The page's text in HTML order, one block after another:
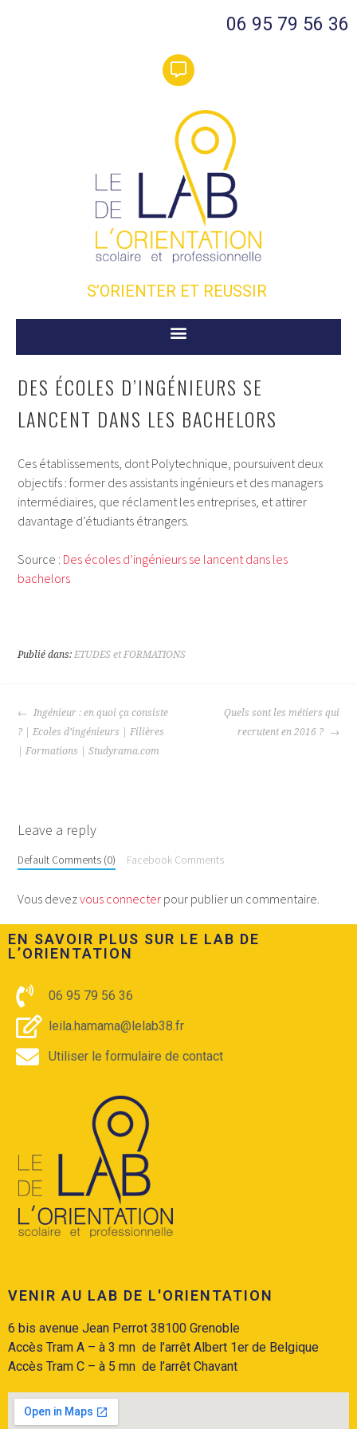
06 95 79 56 36
S’ORIENTER ET REUSSIR
DES ÉCOLES D’INGÉNIEURS SE
LANCENT DANS LES BACHELORS
Ces établissements, dont Polytechnique, poursuivent deux
objectifs : former des assistants ingénieurs et des managers
intermédiaires, que réclament les entreprises, et attirer
davantage d’étudiants étrangers.
Source : Des écoles d’ingénieurs se lancent dans les
bachelors
Publié dans: ETUDES et FORMATIONS
Ingénieur : en quoi ça consiste
? | Ecoles d’ingénieurs | Filières
| Formations | Studyrama.com
Quels sont les métiers qui
recrutent en 2016 ?
Leave a reply
Default Comments (0) Facebook Comments
Vous devezvous connecter pour publier un commentaire.
EN SAVOIR PLUS SUR LE LAB DE
L’ORIENTATION​
06 95 79 56 36
leila.hamama@lelab38.fr
Utiliser le formulaire de contact
VENIR AU LAB DE L'ORIENTATION
6 bis avenue Jean Perrot 38100 Grenoble
Accès Tram A – à 3 mn de l’arrêt Albert 1er de Belgique
Accès Tram C – à 5 mn de l’arrêt Chavant